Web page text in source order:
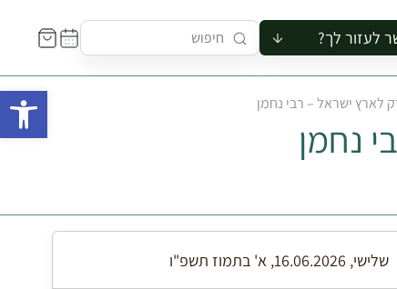
לעזור לך?
לקבוצה
בצריף
לארץ ישראל – רבי נחמן
נחמן
שלישי, 16.06.2026, א' בתמוז תשפ"ו